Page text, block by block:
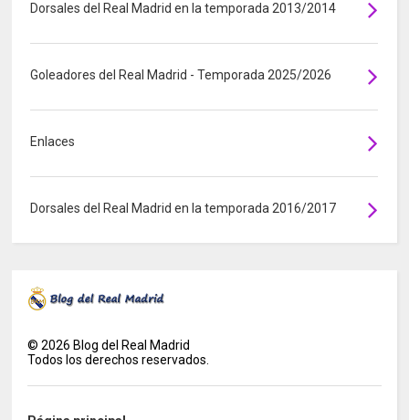
Dorsales del Real Madrid en la temporada 2013/2014
Goleadores del Real Madrid - Temporada 2025/2026
Enlaces
Dorsales del Real Madrid en la temporada 2016/2017
©2026 Blog del Real Madrid
Todos los derechos reservados.